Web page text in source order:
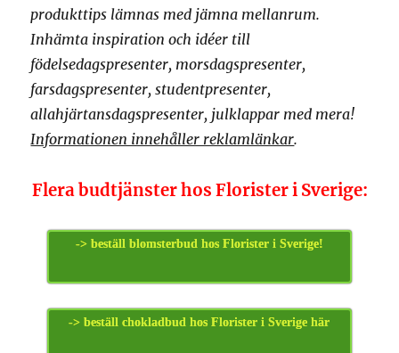
produkttips lämnas med jämna mellanrum.
Inhämta inspiration och idéer till
födelsedagspresenter, morsdagspresenter,
farsdagspresenter, studentpresenter,
allahjärtansdagspresenter, julklappar med mera!
Informationen innehåller reklamlänkar.
Flera budtjänster hos Florister i Sverige:
-> beställ blomsterbud hos Florister i Sverige!
-> beställ chokladbud hos Florister i Sverige här